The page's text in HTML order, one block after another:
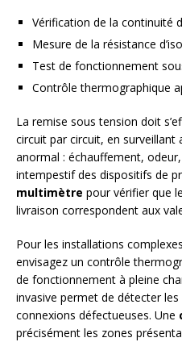
Vérification de la continuité
Mesure de la résistance
Test de fonctionnement
Contrôle thermographique
La remise sous tension doit
circuit par circuit, en
anormal : échauffement,
intempestif des dispositifs de
multimètre pour vérifier que
livraison correspondent aux
Pour les installations
envisagez un contrôle
de fonctionnement à pleine
invasive permet de détecter
connexions défectueuses. Une
précisément les zones